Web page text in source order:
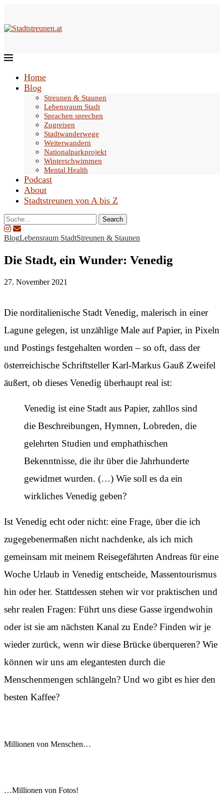
Home
Blog
Streunen & Staunen
Lebensraum Stadt
Sprachen sprechen
Zugreisen
Stadtwanderwege
Weiterwandern
Nationalparkprojekt
Winterschwimmen
Mental Health
Podcast
About
Stadtstreunen von A bis Z
Search
BlogLebensraum StadtStreunen & Staunen
Die Stadt, ein Wunder: Venedig
27. November 2021
Die norditalienische Stadt Venedig, malerisch in einer
Lagune gelegen, ist unzählige Male auf Papier, in Pixeln
und Postings festgehalten worden – so oft, dass der
österreichische Schriftsteller Karl-Markus Gauß Zweifel
äußert, ob dieses Venedig überhaupt real ist:
Venedig ist eine Stadt aus Papier, zahllos sind
die Beschreibungen, Hymnen, Lobreden, die
gelehrten Studien und emphathischen
Bekenntnisse, die ihr über die Jahrhunderte
gewidmet wurden. (…) Wie soll es da ein
wirkliches Venedig geben?
Ist Venedig echt oder nicht: eine Frage, über die ich
zugegebenermaßen nicht nachdenke, als ich mich
gemeinsam mit meinem Reisegefährten Andreas für eine
Woche Urlaub in Venedig entscheide, Massentourismus
hin oder her. Stattdessen stehen wir vor praktischen und
sehr realen Fragen: Führt uns diese Gasse irgendwohin
oder ist sie am nächsten Kanal zu Ende? Finden wir je
wieder zurück, wenn wir diese Brücke überqueren? Wie
können wir uns am elegantesten durch die
Menschenmengen schlängeln? Und wo gibt es hier den
besten Kaffee?
Millionen von Menschen…
…Millionen von Fotos!